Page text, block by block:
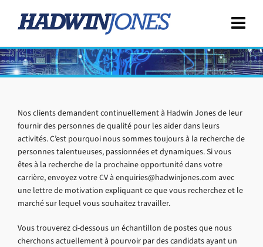
Nos clients demandent continuellement à Hadwin Jones de leur
fournir des personnes de qualité pour les aider dans leurs
activités. C’est pourquoi nous sommes toujours à la recherche de
personnes talentueuses, passionnées et dynamiques. Si vous
êtes à la recherche de la prochaine opportunité dans votre
carrière, envoyez votre CV à enquiries@hadwinjones.com avec
une lettre de motivation expliquant ce que vous recherchez et le
marché sur lequel vous souhaitez travailler.
Vous trouverez ci-dessous un échantillon de postes que nous
cherchons actuellement à pourvoir par des candidats ayant un